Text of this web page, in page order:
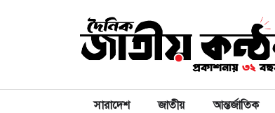
সারাদেশ জাতীয় আন্তর্জাতিক